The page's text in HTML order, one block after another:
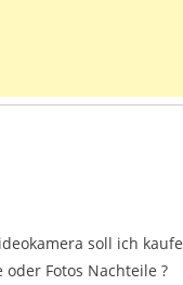
soll ich
Fotos Nachteile ?